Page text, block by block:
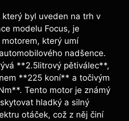
který byl uveden na trh v
modelu Focus, je
který umí
nadšence.
**2.5litrový pětiválec**,
**225 koní** a točivým
Tento motor je známý
hladký a silný
otáček, což z něj činí